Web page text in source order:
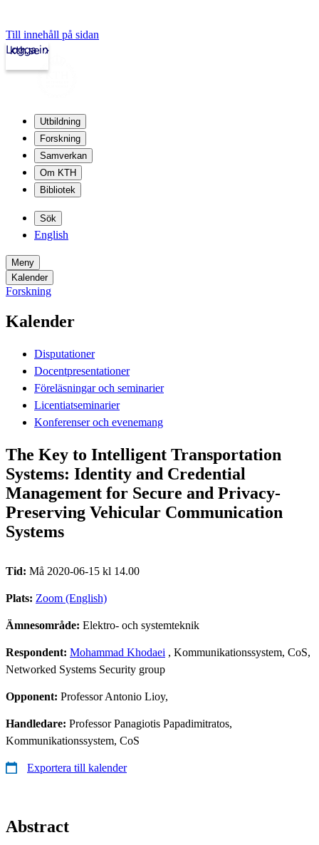
Till innehåll på sidan
kth.se
Logga in
Utbildning
Forskning
Samverkan
Om KTH
Bibliotek
Sök
English
Meny
Kalender
Forskning
Kalender
Disputationer
Docentpresentationer
Föreläsningar och seminarier
Licentiatseminarier
Konferenser och evenemang
The Key to Intelligent Transportation
Systems: Identity and Credential
Management for Secure and Privacy-
Preserving Vehicular Communication
Systems
Tid: Må 2020-06-15 kl 14.00
Plats: Zoom (English)
Ämnesområde: Elektro- och systemteknik
Respondent: Mohammad Khodaei , Kommunikationssystem, CoS,
Networked Systems Security group
Opponent: Professor Antonio Lioy,
Handledare: Professor Panagiotis Papadimitratos,
Kommunikationssystem, CoS
Exportera till kalender
Abstract